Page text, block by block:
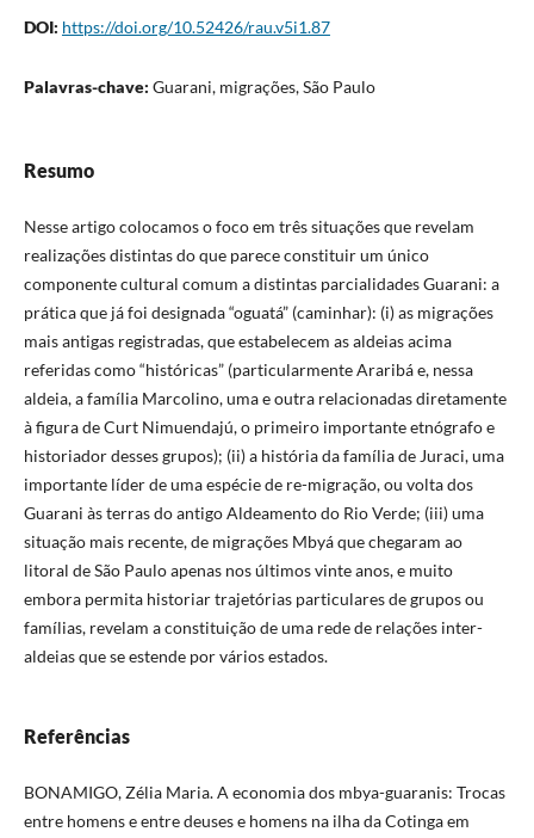
DOI: https://doi.org/10.52426/rau.v5i1.87
Palavras-chave: Guarani, migrações, São Paulo
Resumo
Nesse artigo colocamos o foco em três situações que revelam
realizações distintas do que parece constituir um único
componente cultural comum a distintas parcialidades Guarani: a
prática que já foi designada “oguatá” (caminhar): (i) as migrações
mais antigas registradas, que estabelecem as aldeias acima
referidas como “históricas” (particularmente Araribá e, nessa
aldeia, a família Marcolino, uma e outra relacionadas diretamente
à figura de Curt Nimuendajú, o primeiro importante etnógrafo e
historiador desses grupos); (ii) a história da família de Juraci, uma
importante líder de uma espécie de re-migração, ou volta dos
Guarani às terras do antigo Aldeamento do Rio Verde; (iii) uma
situação mais recente, de migrações Mbyá que chegaram ao
litoral de São Paulo apenas nos últimos vinte anos, e muito
embora permita historiar trajetórias particulares de grupos ou
famílias, revelam a constituição de uma rede de relações inter-
aldeias que se estende por vários estados.
Referências
BONAMIGO, Zélia Maria. A economia dos mbya-guaranis: Trocas
entre homens e entre deuses e homens na ilha da Cotinga em